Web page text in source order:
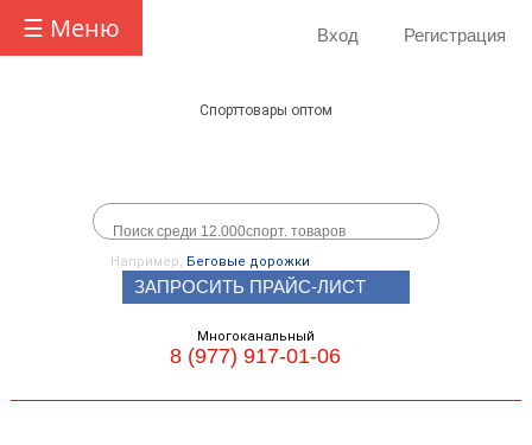
☰ Меню Вход Регистрация
Спорттовары оптом
Например, Беговые дорожки
ЗАПРОСИТЬ ПРАЙС-ЛИСТ
Многоканальный
8 (977) 917-01-06